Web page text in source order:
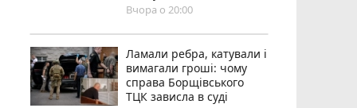
Вчора о 20:00
Ламали ребра, катували і
вимагали гроші: чому
справа Борщівського
ТЦК зависла в суді